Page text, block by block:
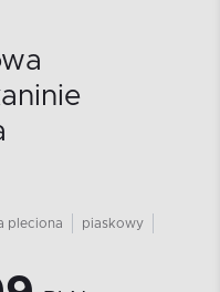
pleciona piaskowy